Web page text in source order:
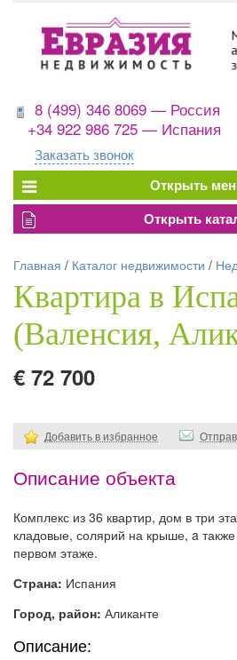
8 (499) 346 8069 — Россия
+34 922 986 725 — Испания
Заказать звонок
Главная / Каталог недвижимости /
Квартира в
(Валенсия,
€ 72 700
Добавить в избранное
Описание объекта
Комплекс из 36 квартир, дом в три
кладовые, солярий на крыше, a
первом этаже.
Страна: Испания
Город, район: Аликанте
Описание: